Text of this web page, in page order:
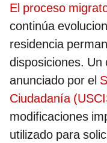
El proceso
continúa
residencia
disposiciones. Un
anunciado por el
Ciudadanía
modificaciones
utilizado para